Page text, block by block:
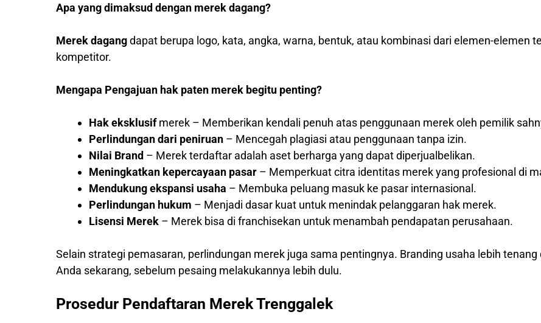
Apa yang dimaksud dengan merek dagang?
Merek dagangdapat berupa logo, kata, angka, warna, bentuk, atau kombinasi dari elemen-elemen
kompetitor.
Mengapa Pengajuan hak paten merek begitu penting?
Hak eksklusifmerek – Memberikan kendali penuh atas penggunaan merek oleh pemilik
Perlindungan dari peniruan – Mencegah plagiasi atau penggunaan tanpa izin.
Nilai Brand – Merek terdaftar adalah aset berharga yang dapat diperjualbelikan.
Meningkatkan kepercayaan pasar – Memperkuat citra identitas merek yang profesional di
Mendukung ekspansi usaha – Membuka peluang masuk ke pasar internasional.
Perlindungan hukum – Menjadi dasar kuat untuk menindak pelanggaran hak merek.
Lisensi Merek – Merek bisa di franchisekan untuk menambah pendapatan perusahaan.
Selain strategi pemasaran, perlindungan merek juga sama pentingnya. Branding usaha lebih
Anda sekarang, sebelum pesaing melakukannya lebih dulu.
Prosedur Pendaftaran Merek Trenggalek